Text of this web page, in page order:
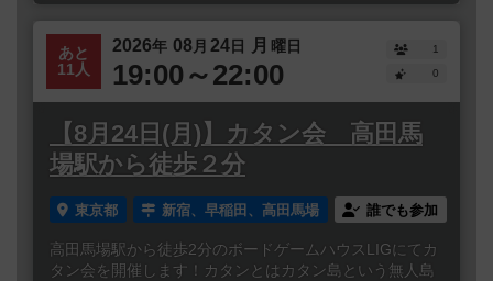
あと
11人
2026年 08 月 24日 月 曜日
19:00～22:00
1
0
【8月24日(月)】カタン会 高田馬
場駅から徒歩２分
東京都 新宿、早稲田、高田馬場 誰でも参加
高田馬場駅から徒歩2分のボードゲームハウスLIGにてカ
タン会を開催します！カタンとはカタン島という無人島